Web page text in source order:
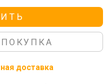
доставка